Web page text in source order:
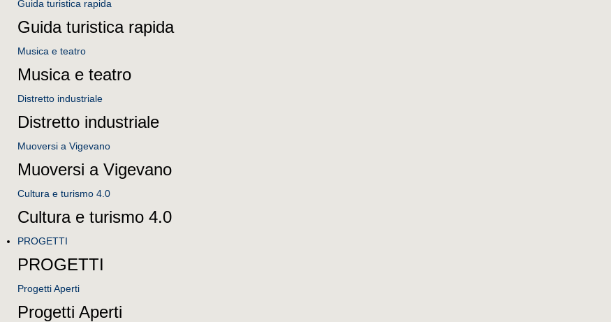
Guida turistica rapida
Guida turistica rapida
Musica e teatro
Musica e teatro
Distretto industriale
Distretto industriale
Muoversi a Vigevano
Muoversi a Vigevano
Cultura e turismo 4.0
Cultura e turismo 4.0
PROGETTI
PROGETTI
Progetti Aperti
Progetti Aperti